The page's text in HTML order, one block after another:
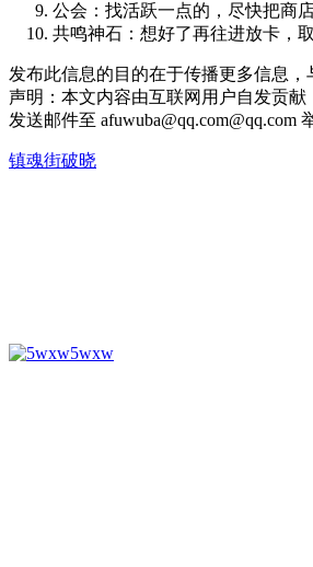
公会： 找活跃一点的，尽快把商
共鸣神石： 想好了再往进放卡，
发布此信息的目的在于传播更多信息
声明：本文内容由互联网用户自发贡
发送邮件至
镇魂街破晓
5wxw